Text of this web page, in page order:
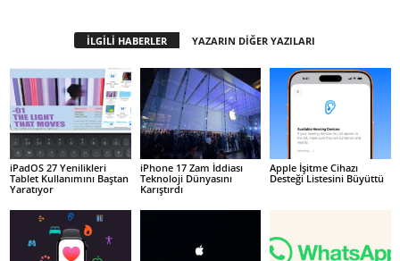
İLGİLİ HABERLER YAZARIN DİĞER YAZILARI
iPadOS 27 Yenilikleri
Tablet Kullanımını Baştan
Yaratıyor
iPhone 17 Zam İddiası
Teknoloji Dünyasını
Karıştırdı
Apple İşitme Cihazı
Desteği Listesini Büyüttü